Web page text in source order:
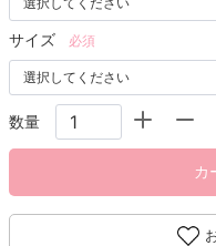
サイズ 必須
数量
カ